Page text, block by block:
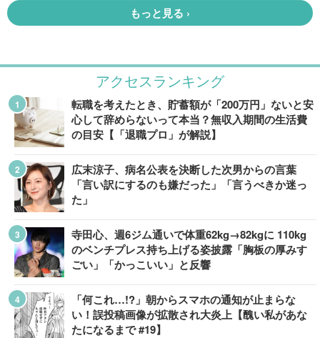
アクセスランキング
転職を考えたとき、貯蓄額が「200万円」ないと安
心して辞めらないって本当？無収入期間の生活費
の目安【「退職プロ」が解説】
広末涼子、病名公表を決断した次男からの言葉
「言い訳にするのも嫌だった」「言うべきか迷っ
た」
寺田心、週6ジム通いで体重62kg→82kgに 110kg
のベンチプレス持ち上げる姿披露「胸板の厚みす
ごい」「かっこいい」と反響
「何これ…!?」朝からスマホの通知が止まらな
い！誤投稿画像が拡散され大炎上【醜い私があな
たになるまで #19】